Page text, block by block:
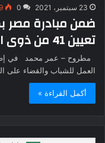
23 سبتمبر، 2021 0
ضمن مبادرة مصر
تعيين 41 من ذوى الهمم
مطروح – عمر محمد في
العمل للشباب والقضاء على
أكمل القراءة »